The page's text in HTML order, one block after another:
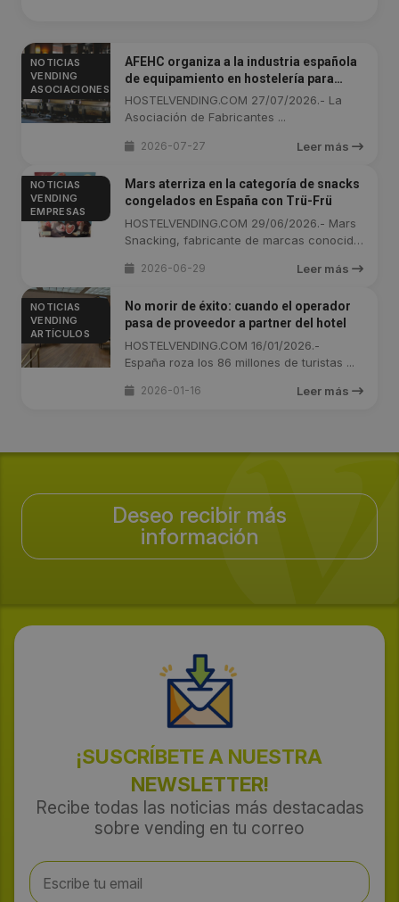
NOTICIAS
VENDING
ASOCIACIONES
AFEHC organiza a la industria española
de equipamiento en hostelería para
Abastur 2026
HOSTELVENDING.COM 27/07/2026.- La
Asociación de Fabricantes ...
2026-07-27 Leer más
NOTICIAS
VENDING
EMPRESAS
Mars aterriza en la categoría de snacks
congelados en España con Trü-Frü
HOSTELVENDING.COM 29/06/2026.- Mars
Snacking, fabricante de marcas conocido
2026-06-29 Leer más
NOTICIAS
VENDING
ARTÍCULOS
No morir de éxito: cuando el operador
pasa de proveedor a partner del hotel
HOSTELVENDING.COM 16/01/2026.-
España roza los 86 millones de turistas ...
2026-01-16 Leer más
Deseo recibir más
información
¡SUSCRÍBETE A NUESTRA
NEWSLETTER!
Recibe todas las noticias más destacadas
sobre vending en tu correo